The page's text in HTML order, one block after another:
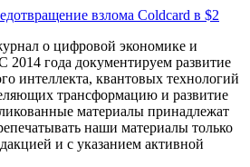
взлома Coldcard в $2
о цифровой экономике и
2014 года документируем развитие
интеллекта, квантовых технологий
трансформацию и развитие
материалы принадлежат
наши материалы только
и с указанием активной